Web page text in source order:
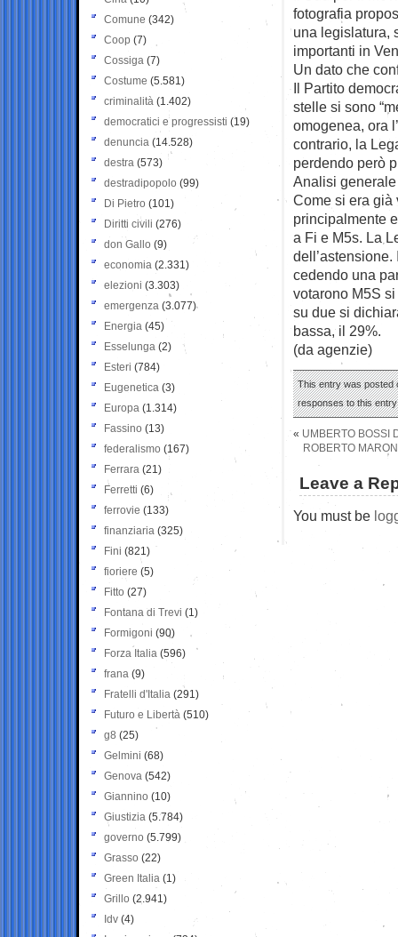
fotografia
una legislatura,
importanti in
Un dato che
Il Partito
stelle si sono
omogenea, ora
contrario, la
perdendo però
Analisi
Come si era già
principalmente
a Fi e M5s. La
cedendo una
votarono M5S
su due si
bassa, il 29%.
(da agenzie)
This entry was posted
responses to this
« UMBERTO BOSSI
ROBERTO
Leave a
You must be
Comune (342)
Coop (7)
Cossiga (7)
Costume (5.581)
criminalità (1.402)
democratici e progressisti (19)
denuncia (14.528)
destra (573)
destradipopolo (99)
Di Pietro (101)
Diritti civili (276)
don Gallo (9)
economia (2.331)
elezioni (3.303)
emergenza (3.077)
Energia (45)
Esselunga (2)
Esteri (784)
Eugenetica (3)
Europa (1.314)
Fassino (13)
federalismo (167)
Ferrara (21)
Ferretti (6)
ferrovie (133)
finanziaria (325)
Fini (821)
fioriere (5)
Fitto (27)
Fontana di Trevi (1)
Formigoni (90)
Forza Italia (596)
frana (9)
Fratelli d'Italia (291)
Futuro e Libertà (510)
g8 (25)
Gelmini (68)
Genova (542)
Giannino (10)
Giustizia (5.784)
governo (5.799)
Grasso (22)
Green Italia (1)
Grillo (2.941)
Idv (4)